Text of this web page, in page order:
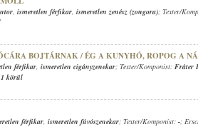
, ismeretlen férfikar, ismeretlen zenész (zongora); Texter/
BOJTÁRNAK / ÉG A KUNYHÓ, ROPOG A
férfikar, ismeretlen cigányzenekar; Texter/Komponist: Fráter
körül
férfikar, ismeretlen fúvószenekar; Texter/Komponist: -;